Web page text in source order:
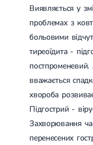
ГРВІ
Виявляється у
проблемах з
больовими
тиреоїдита -
постпроменевий.
вважається
хвороба
Підгострий -
Захворювання
перенесених